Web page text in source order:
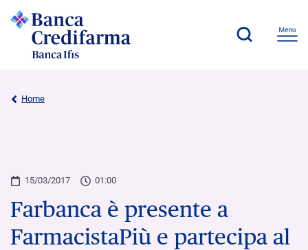
Home
15/03/2017 01:00
Farbanca è presente a
FarmacistaPiù e partecipa al